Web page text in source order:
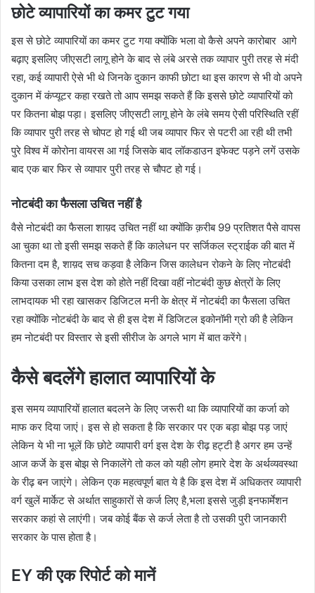
छोटे व्यापारियों का कमर टुट गया
इस से छोटे व्यापारियों का कमर टुट गया क्योंकि भला वो कैसे अपने कारोबार आगे
बढ़ाए इसलिए जीएसटी लागू होने के बाद से लंबे अरसे तक व्यापार पुरी तरह से मंदी
रहा, कई व्यापारी ऐसे भी थे जिनके दुकान काफी छोटा था इस कारण से भी वो अपने
दुकान में कंप्यूटर कहा रखते तो आप समझ सकते हैं कि इससे छोटे व्यापारियों को
पर कितना बोझ पड़ा। इसलिए जीएसटी लागू होने के लंबे समय ऐसी परिस्थिति रहीं
कि व्यापार पुरी तरह से चोपट हो गई थी जब व्यापार फिर से पटरी आ रही थी तभी
पुरे विश्व में कोरोना वायरस आ गई जिसके बाद लॉकडाउन इफेक्ट पड़ने लगें उसके
बाद एक बार फिर से व्यापार पुरी तरह से चौपट हो गई।
नोटबंदी का फैसला उचित नहीं है
वैसे नोटबंदी का फैसला शाय़द उचित नहीं था क्योंकि क़रीब 99 प्रतिशत पैसे वापस
आ चुका था तो इसी समझ सकते हैं कि कालेधन पर सर्जिकल स्ट्राईक की बात में
कितना दम है, शाय़द सच कड़वा है लेकिन जिस कालेधन रोकने के लिए नोटबंदी
किया उसका लाभ इस देश को होते नहीं दिखा वहीं नोटबंदी कुछ क्षेत्रों के लिए
लाभदायक भी रहा खासकर डिजिटल मनी के क्षेत्र में नोटबंदी का फैसला उचित
रहा क्योंकि नोटबंदी के बाद से ही इस देश में डिजिटल इकोनॉमी ग्रो की है लेकिन
हम नोटबंदी पर विस्तार से इसी सीरीज के अगले भाग में बात करेंगे।
कैसे बदलेंगे हालात व्यापारियों के
इस समय व्यापारियों हालात बदलने के लिए जरूरी था कि व्यापारियों का कर्जा को
माफ कर दिया जाएं। इस से हो सकता है कि सरकार पर एक बड़ा बोझ पड़ जाएं
लेकिन ये भी ना भूलें कि छोटे व्यापारी वर्ग इस देश के रीढ़ हट्टी है अगर हम उन्हें
आज कर्जे के इस बोझ से निकालेंगे तो कल को यही लोग हमारे देश के अर्थव्यवस्था
के रीढ़ बन जाएंगे। लेकिन एक महत्वपूर्ण बात ये है कि इस देश में अधिकतर व्यापारी
वर्ग खुलें मार्केट से अर्थात साहुकारों से कर्ज लिए है,भला इससे जुड़ी इनफार्मेशन
सरकार कहां से लाएंगी।‌ जब कोई बैंक से कर्ज लेता है तो उसकी पुरी जानकारी
सरकार के पास होता है।
EY की एक रिपोर्ट को मानें